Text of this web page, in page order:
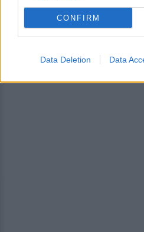
CONFIRM
Data Deletion Data